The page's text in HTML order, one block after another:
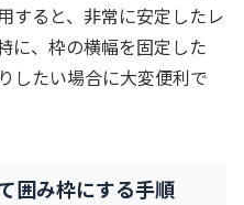
すると、非常に安定したレ
に、枠の横幅を固定した
したい場合に大変便利で
囲み枠にする手順